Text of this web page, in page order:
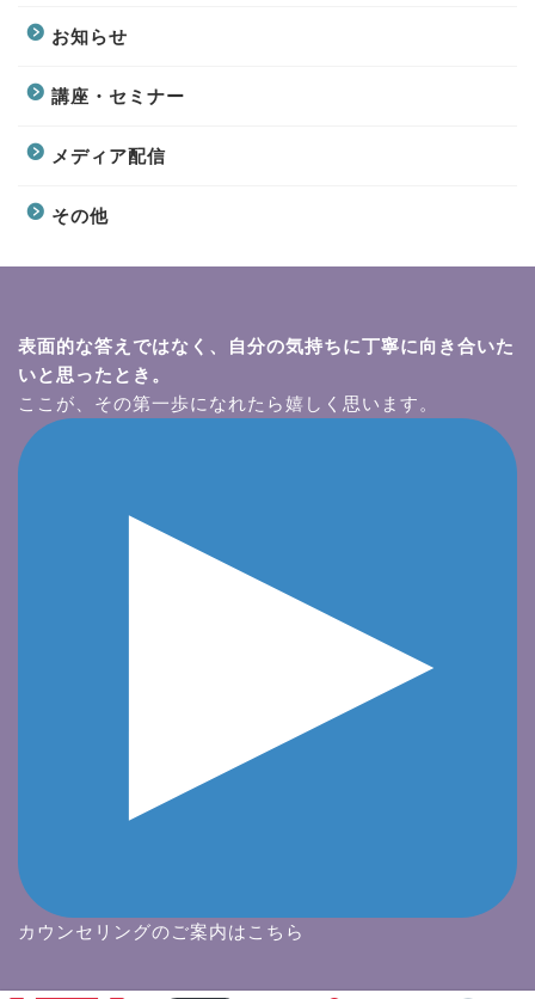
お知らせ
講座・セミナー
メディア配信
その他
表面的な答えではなく、自分の気持ちに丁寧に向き合いた
いと思ったとき。
ここが、その第一歩になれたら嬉しく思います。
カウンセリングのご案内はこちら